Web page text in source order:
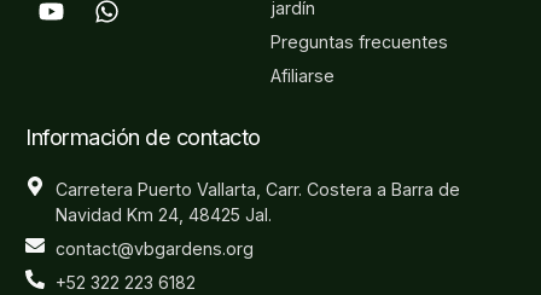
jardín
Preguntas frecuentes
Afiliarse
Información de contacto
Carretera Puerto Vallarta, Carr. Costera a Barra de
Navidad Km 24, 48425 Jal.
contact@vbgardens.org
+52 322 223 6182